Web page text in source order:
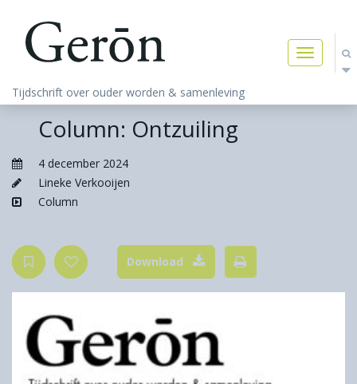
Toggle
navigation
Tijdschrift over ouder worden & samenleving
Column: Ontzuiling
4 december 2024
Lineke Verkooijen
Column
Download